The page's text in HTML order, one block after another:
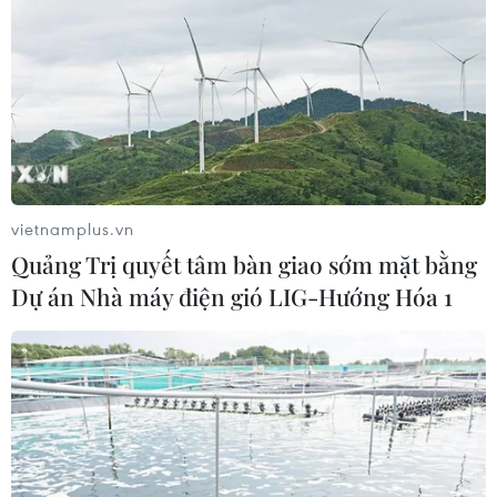
Lời kể nghẹn ngào của người hàng
xóm chung cư mini bị cháy ở Khương Hạ
16/09/2023 00:22
vietnamplus.vn
Quảng Trị quyết tâm bàn giao sớm mặt bằng
Dự án Nhà máy điện gió LIG-Hướng Hóa 1